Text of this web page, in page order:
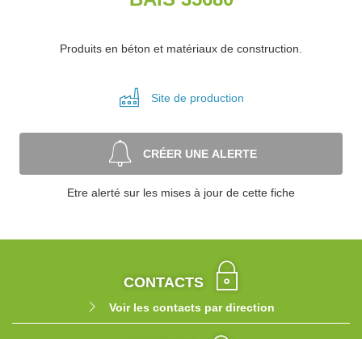
Produits en béton et matériaux de construction.
Site de production
CRÉER UNE ALERTE
Etre alerté sur les mises à jour de cette fiche
CONTACTS
Voir les contacts par direction